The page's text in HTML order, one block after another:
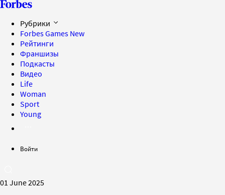
Рубрики
Forbes Games New
Рейтинги
Франшизы
Подкасты
Видео
Life
Woman
Sport
Young
Войти
01 June 2025